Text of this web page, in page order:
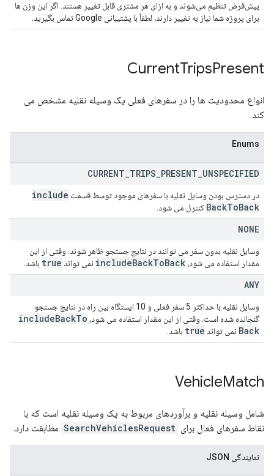
پیش‌فرض تنظیم می‌شوند و به ازای هر مشتری قابل تغییر هستند. اگر این وزن ها
برای پروژه شما نیاز به تغییر دارند، لطفاً با پشتیبانی Google تماس بگیرید.
CurrentTripsPresent
انواع محدودیت ها را در سفرهای فعلی یک وسیله نقلیه مشخص می
کند.
Enums
CURRENT TRIPS PRESENT UNSPECIFIED
در دسترس بودن وسایل نقلیه با سفرهای موجود توسط قسمت include
BackToBack کنترل می شود.
NONE
وسایل نقلیه بدون سفر می توانند در نتایج جستجو ظاهر شوند. وقتی از این
مقدار استفاده می شود،
includeBackToBack نمی تواند true باشد.
ANY
وسایل نقلیه با حداکثر 5 سفر فعلی و 10 ایستگاه بین راه در نتایج جستجو
گنجانده شده است. وقتی از این مقدار استفاده می شود،
includeBackTo
Back نمی تواند true باشد.
VehicleMatch
شامل وسیله نقلیه و برآوردهای مربوط به یک وسیله نقلیه است که با
نقاط سفرهای فعال برای SearchVehiclesRequest مطابقت دارد.
نمایندگی JSON